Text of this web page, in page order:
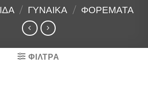
/ ΓΥΝΑΙΚΑ / ΦΟΡΕΜΑΤΑ
ΦΙΛΤΡΑ